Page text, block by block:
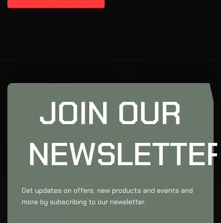
JOIN OUR
Get updates on offers, new products and events and
more by subscribing to our newsletter.